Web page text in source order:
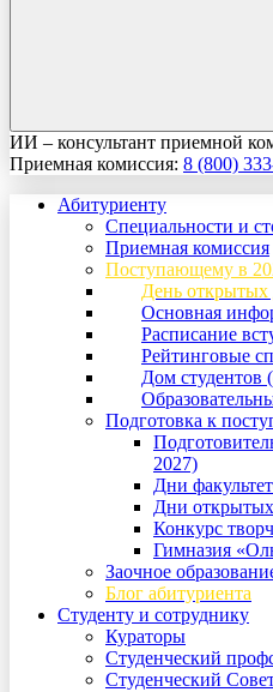
ИИ – консультант приемной
Приемная комиссия: 8 (800)
Абитуриенту
Специальности и
Приемная комиссия
Поступающему в
День открытых
Основная
Расписание
Рейтинговые
Дом студентов
Подготовка к
2027)
Дни
Дни
Конкурс
Гимназия
Заочное
Блог абитуриента
Студенту и сотруднику
Кураторы
Студенческий
Студенческий